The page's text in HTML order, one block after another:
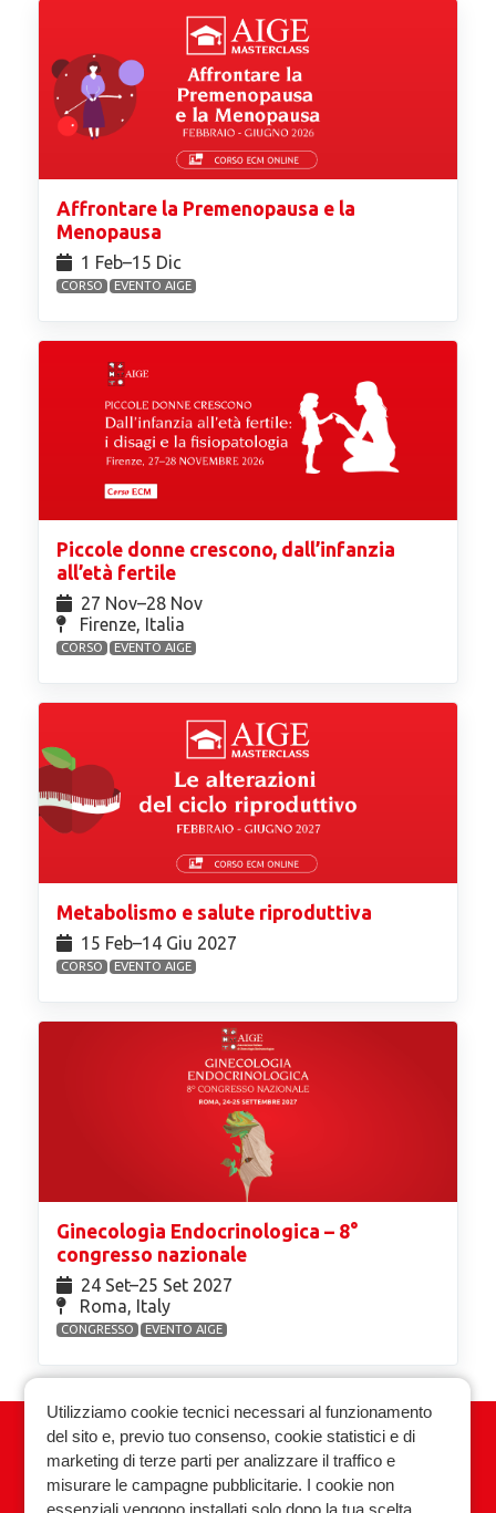
Affrontare la Premenopausa e la
Menopausa
1 Feb⁠–15 Dic
CORSO EVENTO AIGE
Piccole donne crescono, dall’infanzia
all’età fertile
27 Nov⁠–28 Nov
Firenze, Italia
CORSO EVENTO AIGE
Metabolismo e salute riproduttiva
15 Feb⁠–14 Giu 2027
CORSO EVENTO AIGE
Ginecologia Endocrinologica – 8°
congresso nazionale
24 Set⁠–25 Set 2027
Roma, Italy
CONGRESSO EVENTO AIGE
Associazione Italiana Ginecologia
Endocrinologica
Utilizziamo cookie tecnici necessari al funzionamento
del sito e, previo tuo consenso, cookie statistici e di
marketing di terze parti per analizzare il traffico e
misurare le campagne pubblicitarie. I cookie non
essenziali vengono installati solo dopo la tua scelta.